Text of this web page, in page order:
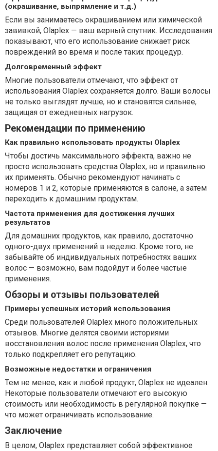
(окрашивание, выпрямление и т.д.)
Если вы занимаетесь окрашиванием или химической
завивкой, Olaplex — ваш верный спутник. Исследования
показывают, что его использование снижает риск
повреждений во время и после таких процедур.
Долговременный эффект
Многие пользователи отмечают, что эффект от
использования Olaplex сохраняется долго. Ваши волосы
не только выглядят лучше, но и становятся сильнее,
защищая от ежедневных нагрузок.
Рекомендации по применению
Как правильно использовать продукты Olaplex
Чтобы достичь максимального эффекта, важно не
просто использовать средства Olaplex, но и правильно
их применять. Обычно рекомендуют начинать с
номеров 1 и 2, которые применяются в салоне, а затем
переходить к домашним продуктам.
Частота применения для достижения лучших
результатов
Для домашних продуктов, как правило, достаточно
одного-двух применений в неделю. Кроме того, не
забывайте об индивидуальных потребностях ваших
волос — возможно, вам подойдут и более частые
применения.
Обзоры и отзывы пользователей
Примеры успешных историй использования
Среди пользователей Olaplex много положительных
отзывов. Многие делятся своими историями
восстановления волос после применения Olaplex, что
только подкрепляет его репутацию.
Возможные недостатки и ограничения
Тем не менее, как и любой продукт, Olaplex не идеален.
Некоторые пользователи отмечают его высокую
стоимость или необходимость в регулярной покупке —
что может ограничивать использование.
Заключение
В целом, Olaplex представляет собой эффективное